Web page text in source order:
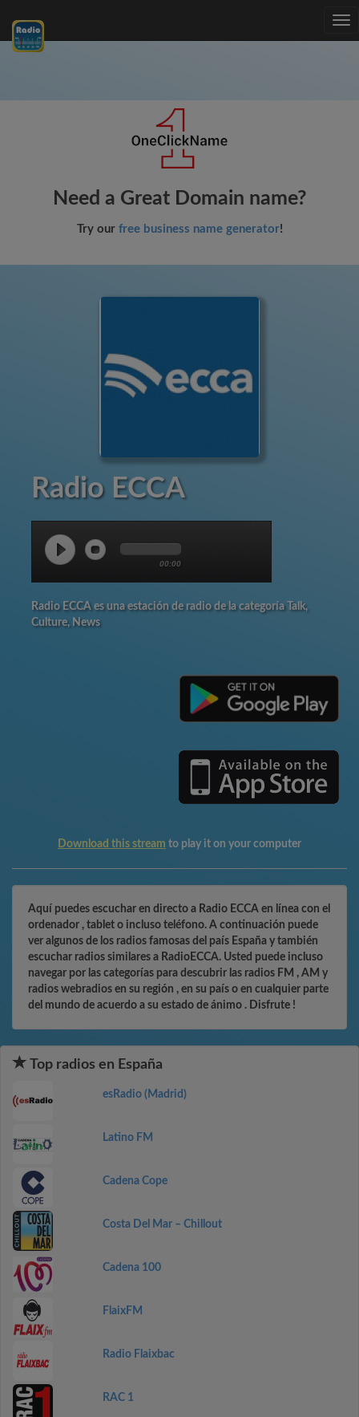
Need a Great Domain name?
Try our free business name generator!
Radio ECCA
00:00
Radio ECCA es una estación de radio de la categoría Talk,
Culture, News
Download this stream to play it on your computer
Aquí puedes escuchar en directo a Radio ECCA en línea con el
ordenador , tablet o incluso teléfono. A continuación puede
ver algunos de los radios famosas del país España y también
escuchar radios similares a RadioECCA. Usted puede incluso
navegar por las categorías para descubrir las radios FM , AM y
radios webradios en su región , en su país o en cualquier parte
del mundo de acuerdo a su estado de ánimo . Disfrute !
Top radios en España
esRadio (Madrid)
Latino FM
Cadena Cope
Costa Del Mar – Chillout
Cadena 100
FlaixFM
Radio Flaixbac
RAC 1